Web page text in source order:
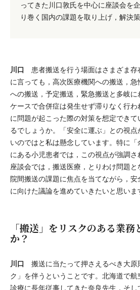
ってきた川口敦氏を中心に座談会を
り巻く国内の課題を取り上げ，解決
川口 患者搬送を行う場面はさまざま存
に言っても，高次医療機関への搬送，
への搬送，予定搬送，緊急搬送と多岐
ケースで合併症は発生せず滞りなく行
に問題が起こった際の対策を想定でき
るでしょうか。「安全に運ぶ」との視
いのではと私は懸念しています。特に
にある小児患者では，この視点が強調
座談会では，搬送医療，とりわけ問題
院間搬送の課題に焦点を当てながら，
に向けた議論を進めていきたいと思いま
「搬送」をリスクのある業務
か？
川口 搬送に当たって押さえるべき大原
ク」を伴うということです。北海道で
診療に長年従事してきた奈良先生，そ